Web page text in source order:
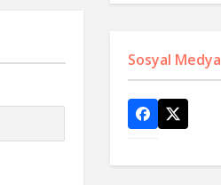
Sosyal Medya